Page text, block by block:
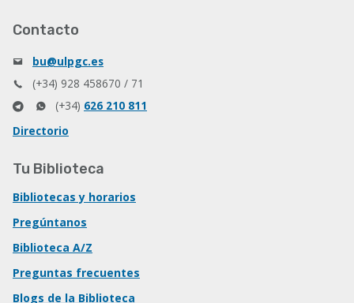
Contacto
bu@ulpgc.es
(+34) 928 458670 / 71
(+34) 626 210 811
Directorio
Tu Biblioteca
Bibliotecas y horarios
Pregúntanos
Biblioteca A/Z
Preguntas frecuentes
Blogs de la Biblioteca